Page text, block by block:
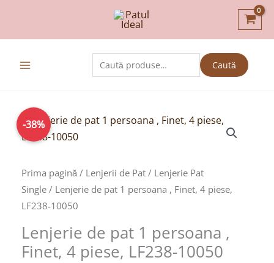
content
Caută
după:
Caută
-38%
Prima pagină/ Lenjerii de Pat / Lenjerie Pat
Single / Lenjerie de pat 1 persoana , Finet, 4 piese,
LF238-10050
Lenjerie de pat 1 persoana ,
Finet, 4 piese, LF238-10050
Prețul
fost:
159,00lei.
Prețul
99,00lei.